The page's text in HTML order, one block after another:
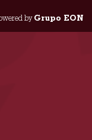
byGrupo EON